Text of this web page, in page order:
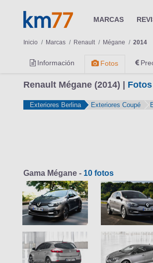
MARCAS
Inicio Marcas Renault Mégane 2014
Información Fotos
Renault Mégane (2014) |
Exteriores Berlina Exteriores Coupé
Gama Mégane - 10 fotos